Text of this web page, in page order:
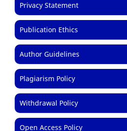
Privacy Statement
Publication Ethics
Author Guidelines
Plagiarism Policy
Withdrawal Policy
Open Access Policy